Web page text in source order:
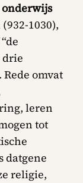
onderwijs
1030),
drie
omvat
leren
tot
datgene
religie,